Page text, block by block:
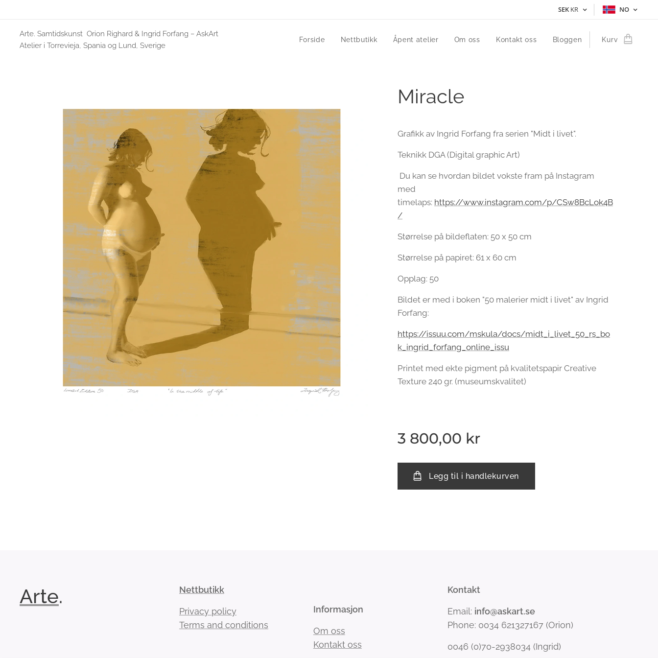
SEK KR NO
Arte. Samtidskunst Orion Righard & Ingrid Forfang – AskArt
Atelier i Torrevieja, Spania og Lund, Sverige
Forside Nettbutikk Åpent atelier Om oss Kontakt oss Bloggen Kurv
Miracle
Grafikk av Ingrid Forfang fra serien "Midt i livet".
Teknikk DGA (Digital graphic Art)
Du kan se hvordan bildet vokste fram på Instagram
med
timelaps: https://www.instagram.com/p/CSw8BcLok4B
/
Størrelse på bildeflaten: 50 x 50 cm
Størrelse på papiret: 61 x 60 cm
Opplag: 50
Bildet er med i boken "50 malerier midt i livet" av Ingrid
Forfang:
https://issuu.com/mskula/docs/midt_i_livet_50_rs_bo
k_ingrid_forfang_online_issu
Printet med ekte pigment på kvalitetspapir Creative
Texture 240 gr. (museumskvalitet)
3 800,00 kr
Legg til i handlekurven
Arte. Nettbutikk
Privacy policy
Terms and conditions
Informasjon
Om oss
Kontakt oss
Kontakt
Email: info@askart.se
Phone: 0034 621327167 (Orion)
0046 (0)70-2938034 (Ingrid)